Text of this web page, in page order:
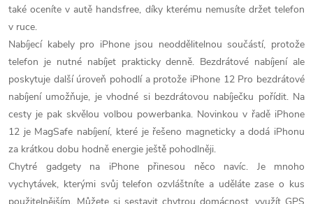
také oceníte v autě handsfree, díky kterému nemusíte držet telefon
v ruce.
Nabíjecí kabely pro iPhone jsou neoddělitelnou součástí, protože
telefon je nutné nabíjet prakticky denně. Bezdrátové nabíjení ale
poskytuje další úroveň pohodlí a protože iPhone 12 Pro bezdrátové
nabíjení umožňuje, je vhodné si bezdrátovou nabíječku pořídit. Na
cesty je pak skvělou volbou powerbanka. Novinkou v řadě iPhone
12 je MagSafe nabíjení, které je řešeno magneticky a dodá iPhonu
za krátkou dobu hodně energie ještě pohodlněji.
Chytré gadgety na iPhone přinesou něco navíc. Je mnoho
vychytávek, kterými svůj telefon ozvláštníte a uděláte zase o kus